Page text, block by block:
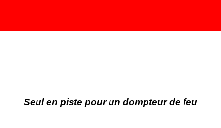
Seul en piste pour un dompteur de feu